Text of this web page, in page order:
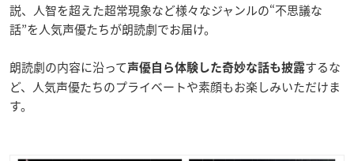
説、人智を超えた超常現象など様々なジャンルの“不思議な
話”を人気声優たちが朗読劇でお届け。
朗読劇の内容に沿って声優自ら体験した奇妙な話も披露するな
ど、人気声優たちのプライベートや素顔もお楽しみいただけま
す。